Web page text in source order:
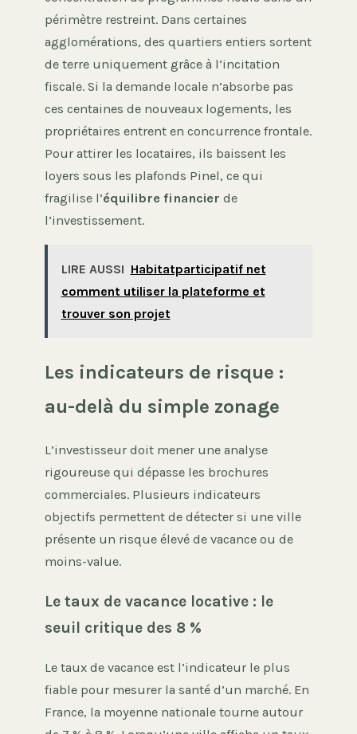
périmètre restreint. Dans certaines
agglomérations, des quartiers entiers sortent
de terre uniquement grâce à l’incitation
fiscale. Si la demande locale n’absorbe pas
ces centaines de nouveaux logements, les
propriétaires entrent en concurrence frontale.
Pour attirer les locataires, ils baissent les
loyers sous les plafonds Pinel, ce qui
fragilise l’équilibre financier de
l’investissement.
LIRE AUSSI Habitatparticipatif net
comment utiliser la plateforme et
trouver son projet
Les indicateurs de risque :
au-delà du simple zonage
L’investisseur doit mener une analyse
rigoureuse qui dépasse les brochures
commerciales. Plusieurs indicateurs
objectifs permettent de détecter si une ville
présente un risque élevé de vacance ou de
moins-value.
Le taux de vacance locative : le
seuil critique des 8 %
Le taux de vacance est l’indicateur le plus
fiable pour mesurer la santé d’un marché. En
France, la moyenne nationale tourne autour